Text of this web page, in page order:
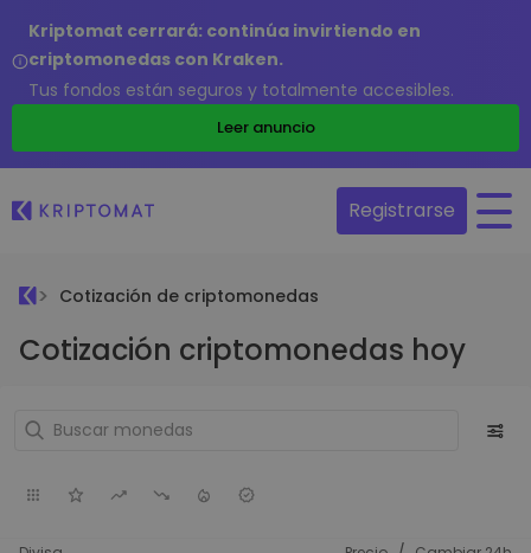
Kriptomat cerrará: continúa invirtiendo en
criptomonedas con Kraken.
Tus fondos están seguros y totalmente accesibles.
Leer anuncio
Registrarse
Cotización de criptomonedas
Cotización criptomonedas hoy